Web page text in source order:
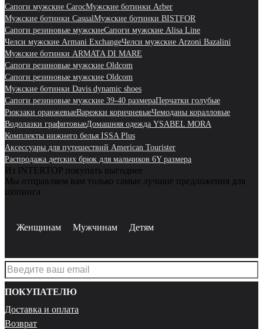
Сапоги мужские CarocМужские ботинки Arber
Мужские ботинки CasualМужские ботинки BISTFOR
Сапоги резиновые мужскиеСапоги мужские Alisa Line
Челси мужские Armani ExchangeЧелси мужские Arzoni Bazalini
Мужские ботинки ARMATA DI MARE
Сапоги резиновые мужские Oldcom
Сапоги резиновые мужские Oldcom
Мужские ботинки Davis dynamic shoes
Сапоги резиновые мужские 39-40 размераПерчатки голубые
Рюкзаки оранжевыеВарежки коричневыеЧемоданы коралловые
Водолазки графитовыеДомашняя одежда YSABEL MORA
Комплекты нижнего белья ISSA Plus
Аксессуары для путешествий American Tourister
Распродажа детских брюк для мальчиков 6Y размера
Из INTERTOP покупать выгоднее
Мы отправляем вам только самые лучшие предложения для
шопинга
Женщинам Мужчинам Детям
ПОКУПАТЕЛЮ
Доставка и оплата
Возврат